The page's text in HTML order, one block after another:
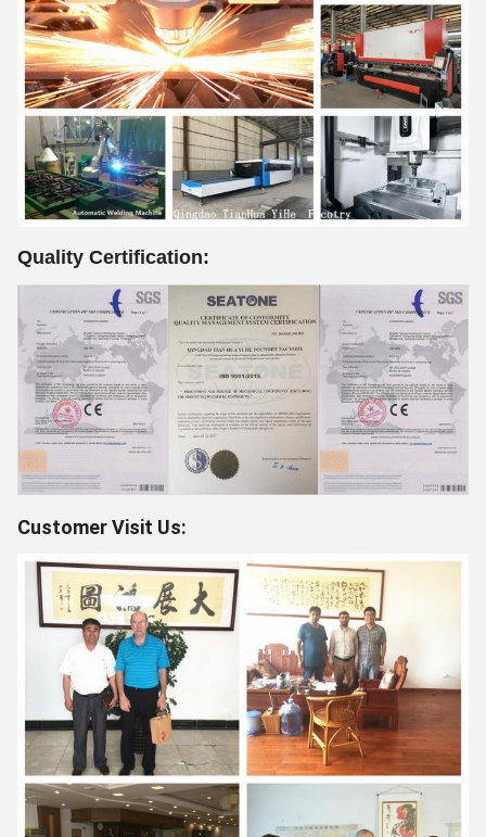
Quality Certification:
Customer Visit Us: